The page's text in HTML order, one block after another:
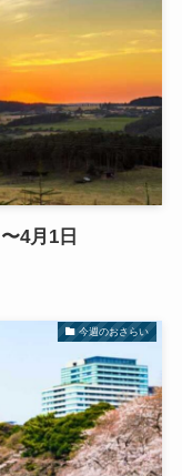
4月1日
今週のおさらい